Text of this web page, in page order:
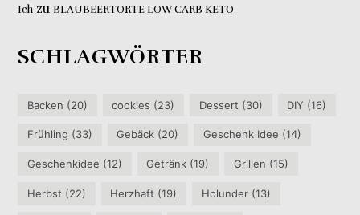
Ich zuBLAUBEERTORTE LOW CARB KETO
SCHLAGWÖRTER
Backen (20) cookies (23) Dessert (30) DIY (16)
Frühling (33) Gebäck (20) Geschenk Idee (14)
Geschenkidee (12) Getränk (19) Grillen (15)
Herbst (22) Herzhaft (19) Holunder(13)